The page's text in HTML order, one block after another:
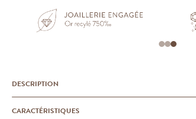
DESCRIPTION
CARACTÉRISTIQUES